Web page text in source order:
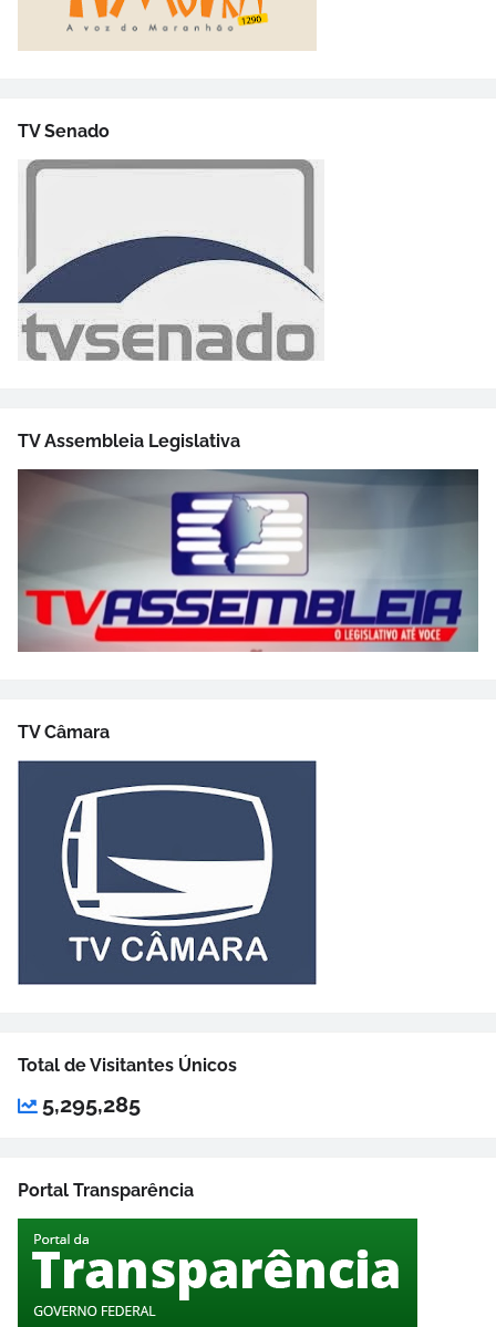
TV Senado
TV Assembleia Legislativa
TV Câmara
Total de Visitantes Únicos
5,295,285
Portal Transparência